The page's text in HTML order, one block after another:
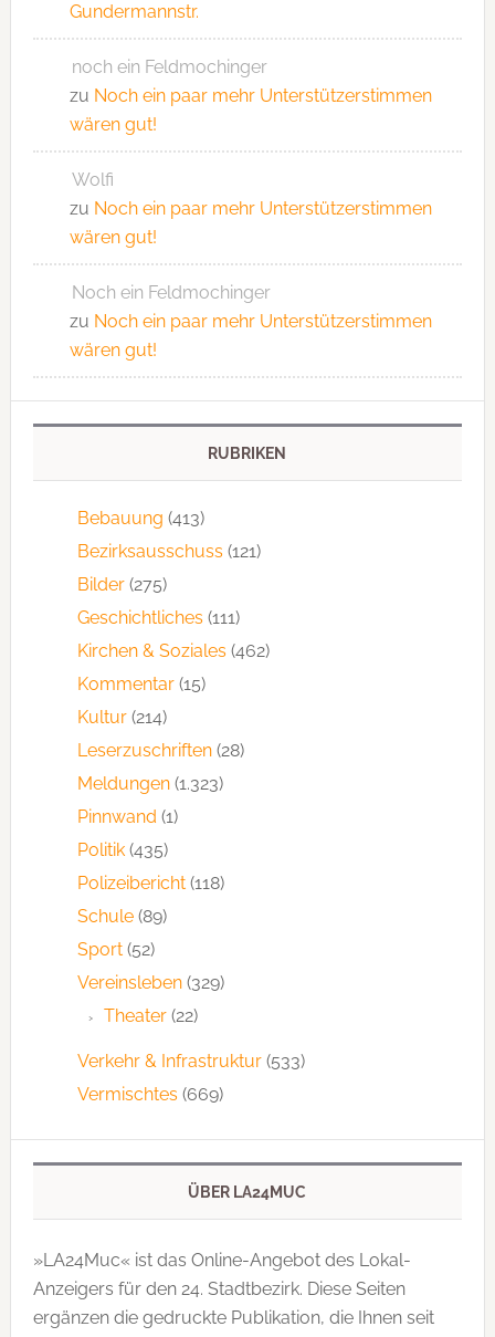
Gundermannstr.
noch ein Feldmochinger
zu Noch ein paar mehr Unterstützerstimmen
wären gut!
Wolfi
zu Noch ein paar mehr Unterstützerstimmen
wären gut!
Noch ein Feldmochinger
zu Noch ein paar mehr Unterstützerstimmen
wären gut!
RUBRIKEN
Bebauung (413)
Bezirksausschuss (121)
Bilder(275)
Geschichtliches (111)
Kirchen & Soziales (462)
Kommentar(15)
Kultur(214)
Leserzuschriften(28)
Meldungen(1.323)
Pinnwand (1)
Politik(435)
Polizeibericht(118)
Schule(89)
Sport(52)
Vereinsleben(329)
Theater(22)
Verkehr & Infrastruktur(533)
Vermischtes (669)
ÜBER LA24MUC
»LA24Muc« ist das Online-Angebot des Lokal-
Anzeigers für den 24. Stadtbezirk. Diese Seiten
ergänzen die gedruckte Publi­kation, die Ihnen seit